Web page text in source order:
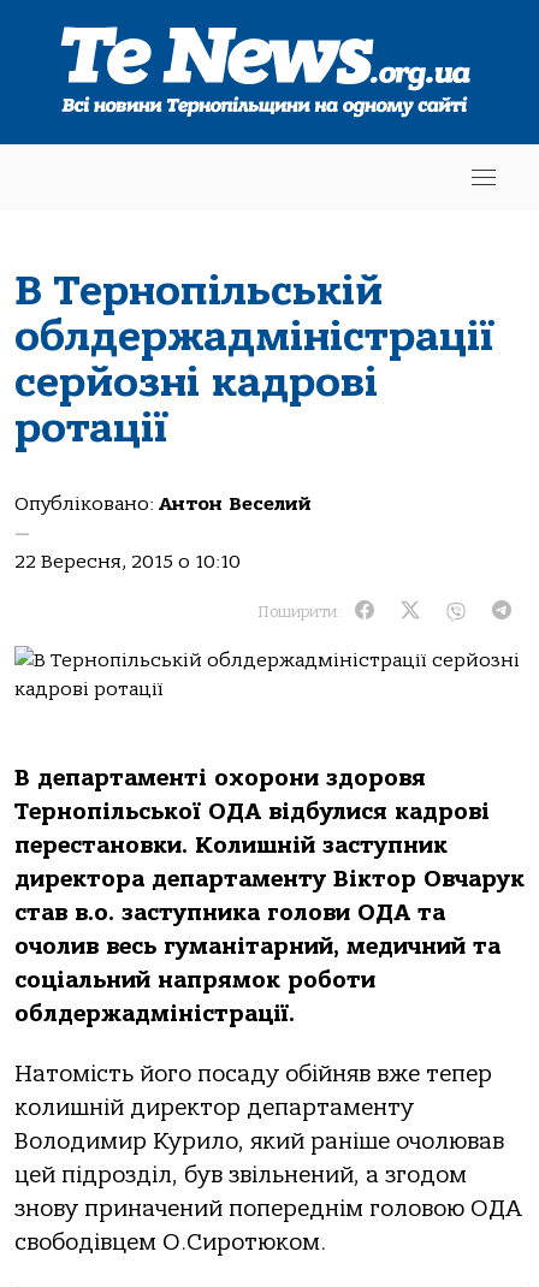
В Тернопільській
облдержадміністрації
серйозні кадрові
ротації
Опубліковано: Антон Веселий
—
22 Вересня, 2015 о 10:10
Поширити:
В департаменті охорони здоровя
Тернопільської ОДА відбулися кадрові
перестановки. Колишній заступник
директора департаменту Віктор Овчарук
став в.о. заступника голови ОДА та
очолив весь гуманітарний, медичний та
соціальний напрямок роботи
облдержадміністрації.
Натомість його посаду обійняв вже тепер
колишній директор департаменту
Володимир Курило, який раніше очолював
цей підрозділ, був звільнений, а згодом
знову приначений попереднім головою ОДА
свободівцем О.Сиротюком.